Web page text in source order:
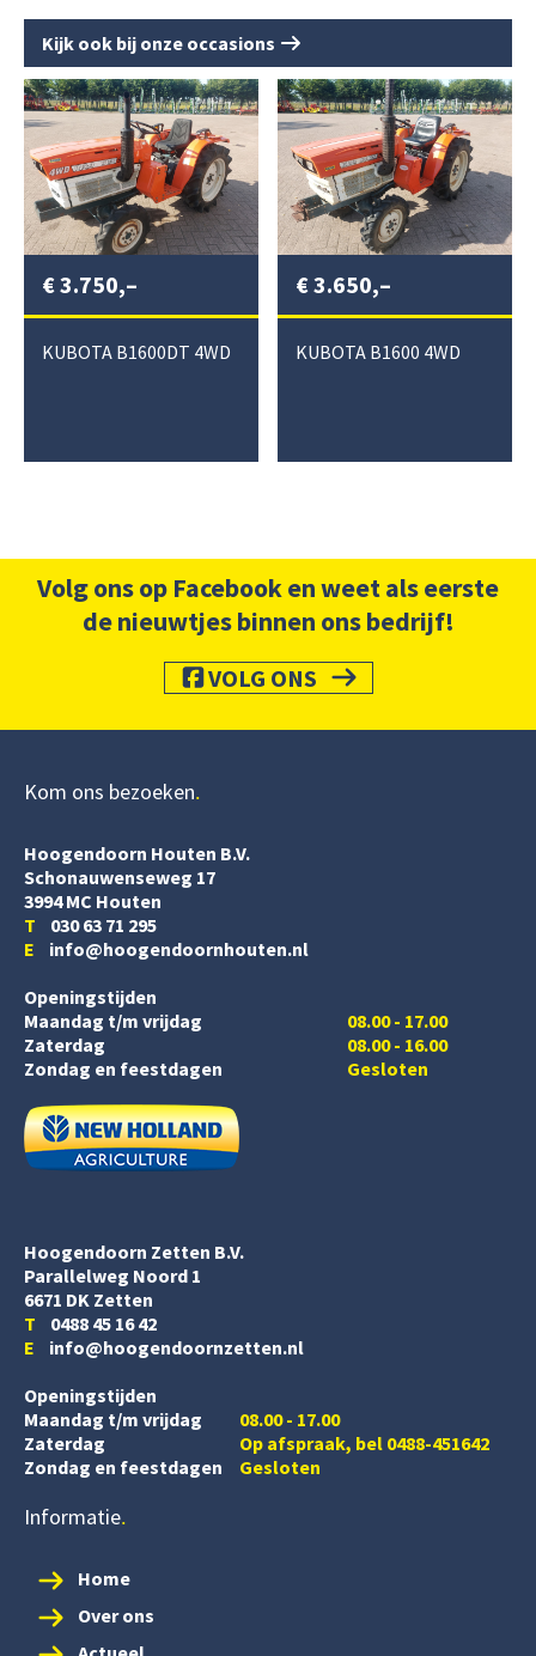
Kijk ook bij onze occasions
€3.750,–
KUBOTA B1600DT 4WD
€3.650,–
KUBOTA B1600 4WD
Volg ons op Facebook en weet als eerste
de nieuwtjes binnen ons bedrijf!
VOLG ONS
Kom ons bezoeken
Hoogendoorn Houten B.V.
Schonauwenseweg 17
3994 MC Houten
T 030 63 71 295
E info@hoogendoornhouten.nl
Openingstijden
Maandag t/m vrijdag
Zaterdag
08.00 - 17.00
08.00 - 16.00
Zondag en feestdagen
Gesloten
Hoogendoorn Zetten B.V.
Parallelweg Noord 1
6671 DK Zetten
T 0488 45 16 42
E info@hoogendoornzetten.nl
Openingstijden
Maandag t/m vrijdag
08.00 - 17.00
Zaterdag
Op afspraak, bel 0488-451642
Zondag en feestdagen
Gesloten
Informatie
Home
Over ons